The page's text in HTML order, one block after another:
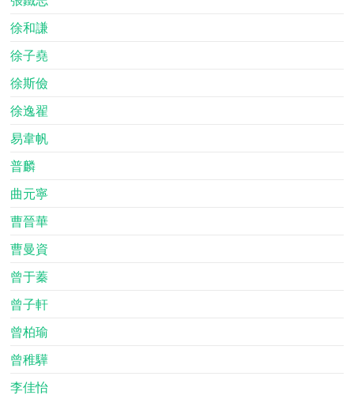
徐和謙
徐子堯
徐斯儉
徐逸翟
易韋帆
普麟
曲元寧
曹晉華
曹曼資
曾于蓁
曾子軒
曾柏瑜
曾稚驊
李佳怡